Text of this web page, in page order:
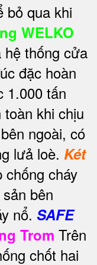
bỏ qua khi
WELKO
hệ thống cửa
đặc hoàn
1.000 tấn
khi chịu
ngoài, có
lưả loè. Két
chống cháy
bên
nổ. SAFE
Trom Trên
chốt hai